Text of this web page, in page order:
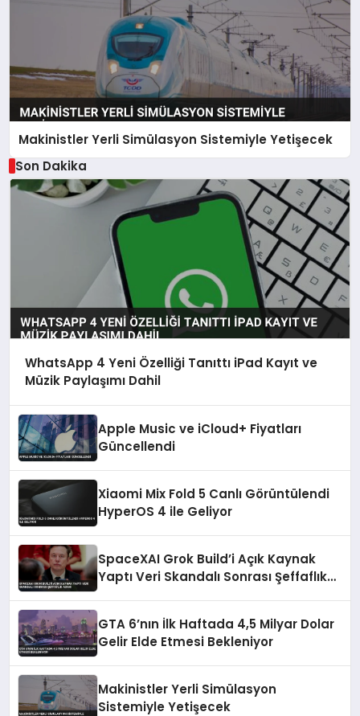
Makinistler Yerli Simülasyon Sistemiyle Yetişecek
Son Dakika
WhatsApp 4 Yeni Özelliği Tanıttı iPad Kayıt ve
Müzik Paylaşımı Dahil
Apple Music ve iCloud+ Fiyatları
Güncellendi
Xiaomi Mix Fold 5 Canlı Görüntülendi
HyperOS 4 ile Geliyor
SpaceXAI Grok Build’i Açık Kaynak
Yaptı Veri Skandalı Sonrası Şeffaflık
GTA 6’nın İlk Haftada 4,5 Milyar Dolar
Gelir Elde Etmesi Bekleniyor
Makinistler Yerli Simülasyon
Sistemiyle Yetişecek